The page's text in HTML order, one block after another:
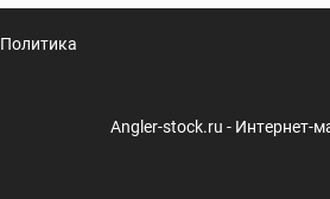
Политика
Angler-stock.ru - Интернет-